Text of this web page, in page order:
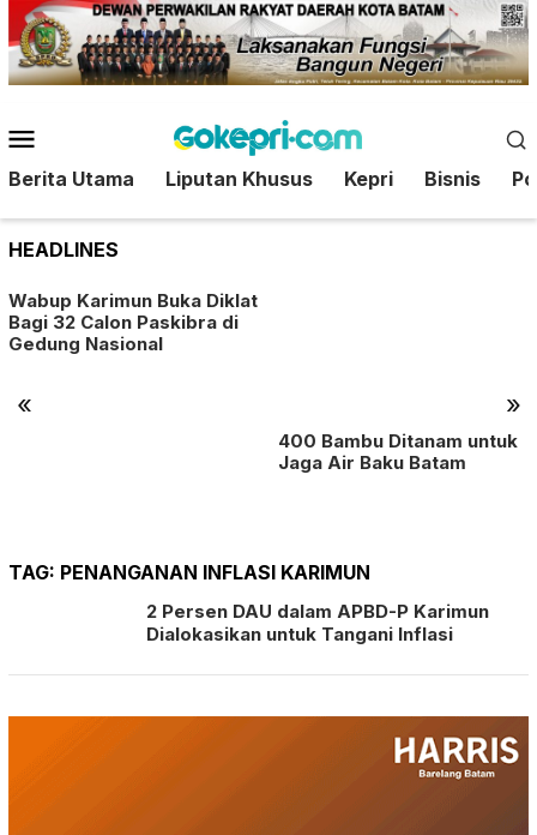
Loncat
ke
konten
Mobile
Berita Utama Liputan Khusus Kepri Bisnis
HEADLINES
« »
Wabup Karimun Buka Diklat
Bagi 32 Calon Paskibra di
Gedung Nasional
400 Bambu Ditanam untuk
Jaga Air Baku Batam
TAG: PENANGANAN INFLASI KARIMUN
2 Persen DAU dalam APBD-P Karimun
Dialokasikan untuk Tangani Inflasi